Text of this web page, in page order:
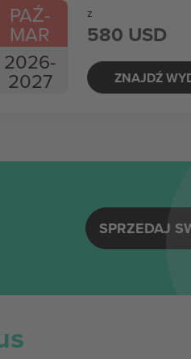
PAŹ-
MAR
2026-
2027
z
580 USD
ZNAJDŹ
SPRZEDAJ